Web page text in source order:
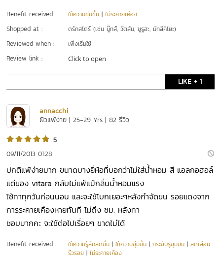
Benefit received : ให้ความชุ่มชื้น |ไม่ระคายเคือง
Shopped at : ดรักสโตร์ (เช่น บู๊ทส์, วัตสัน, ซูรูฮะ, มัทสึคิโยะ)
Reviewed when : เพิ่งเริ่มใช้
Review link : Click to open
LIKE + 1
annacchi
ผิวแพ้ง่าย | 25-29 Yrs | 82 รีวิว
5
09/11/2013 01:28
ปกติแพ้ง่ายมาก ขนาดบางยี่ห้อที่บอกว่าไม่ใส่น้ำหอม สี แอลกอฮอล์
แต่ของ vitara กลับไม่แพ้แม้กลิ่นน้ำหอมแรง
ใช้ทาทุกวันก่อนนอน และจะใช้โบกเยอะๆหลังกำจัดขน รอยแดงจาก
การระคายเคืองหายทันที ไม่ถึง ชม. หลังทา
ชอบมากคะ จะใช้ต่อไปเรื่อยๆ ขาดไม่ได้
Benefit received : ให้ความรู้สึกสดชื่น |ให้ความชุ่มชื้น |กระชับรูขุมขน |ลดเลือน
ริ้วรอย |ไม่ระคายเคือง